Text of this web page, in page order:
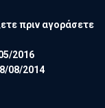
πριν αγοράσετε
2016
08/2014